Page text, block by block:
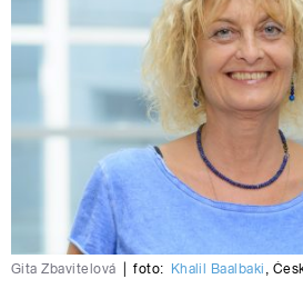
Gita Zbavitelová foto: Khalil Baalbaki